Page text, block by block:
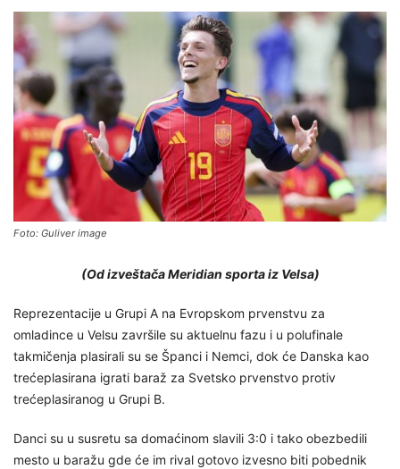
Foto: Guliver image
(Od izveštača Meridian sporta iz Velsa)
Reprezentacije u Grupi A na Evropskom prvenstvu za
omladince u Velsu završile su aktuelnu fazu i u polufinale
takmičenja plasirali su se Španci i Nemci, dok će Danska kao
trećeplasirana igrati baraž za Svetsko prvenstvo protiv
trećeplasiranog u Grupi B.
Danci su u susretu sa domaćinom slavili 3:0 i tako obezbedili
mesto u baražu gde će im rival gotovo izvesno biti pobednik